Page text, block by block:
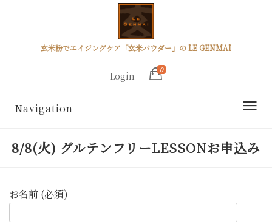
玄米粉でエイジングケア「玄米パウダー」の LE GENMAI
Login
0
Navigation
8/8(火) グルテンフリーLESSONお申込み
お名前 (必須)